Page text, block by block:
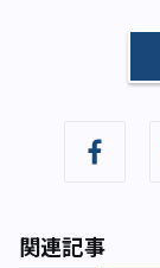
関連記事